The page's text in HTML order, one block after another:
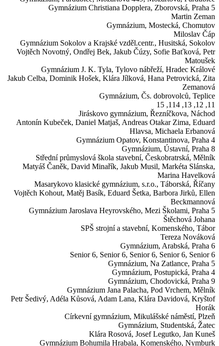
Gymnázium Christiana Dopplera, Zborovská, Praha 5
Martin Zeman
Gymnázium, Mostecká, Chomutov
Miloslav Čáp
Gymnázium Sokolov a Krajské vzděl.centr., Husitská, Sokolov
Vojtěch Novotný, Ondřej Bek, Jakub Čúzy, Sofie Baťková, Petr
Matoušek
Gymnázium J. K. Tyla, Tylovo nábřeží, Hradec Králové
Jakub Celba, Dominik Hošek, Klára Jílková, Hana Petrovická, Zita
Zemanová
Gymnázium, Čs. dobrovolců, Teplice
11, 12, 13, 114, 15
Jiráskovo gymnázium, Řezníčkova, Náchod
Antonín Kubeček, Daniel Matjaš, Andreas Otakar Zima, Eduard
Hlavsa, Michaela Erbanová
Gymnázium Opatov, Konstantinova, Praha 4
Gymnázium, Ústavní, Praha 8
Střední průmyslová škola stavební, Českobratrská, Mělník
Matyáš Čaněk, David Minařík, Jakub Musil, Markéta Slánska,
Marina Havelková
Masarykovo klasické gymnázium, s.r.o., Táborská, Říčany
Vojtěch Kohout, Matěj Basík, Eduard Šetka, Barbora Jirků, Ellen
Beckmannová
Gymnázium Jaroslava Heyrovského, Mezi Školami, Praha 5
Štěchová Johana
SPŠ strojní a stavební, Komenského, Tábor
Tereza Nováková
Gymnázium, Arabská, Praha 6
Senior 6, Senior 6, Senior 6, Senior 6, Senior 6
Gymnázium, Na Zatlance, Praha 5
Gymnázium, Postupická, Praha 4
Gymnázium, Chodovická, Praha 9
Gymnázium Jana Palacha, Pod Vrchem, Mělník
Petr Šedivý, Adéla Kůsová, Adam Lana, Klára Davidová, Kryštof
Horák
Církevní gymnázium, Mikulášské náměstí, Plzeň
Gymnázium, Studentská, Žatec
Klára Rosová, Josef Legutko, Jan Kuneš
Gymnázium Bohumila Hrabala, Komenského, Nymburk